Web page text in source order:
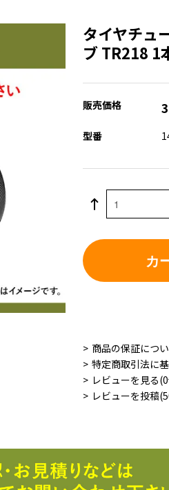
タイヤチュ
ブ TR218 1
販売価格
型番
カ
商品の保証につ
特定商取引法に
レビューを見る
レビューを投稿